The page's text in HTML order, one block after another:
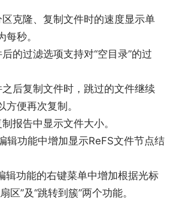
隆、复制文件时的速度显示单
秒。
过滤选项支持对“空目录”的过
复制文件时，跳过的文件继续
便再次复制。
告中显示文件大小。
功能中增加显示ReFS文件节点结
功能的右键菜单中增加根据光标
区”及“跳转到簇”两个功能。